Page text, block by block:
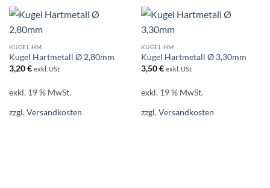
KUGEL HM
Kugel Hartmetall Ø 2,80mm
3,20€ exkl. USt
exkl. 19 % MwSt.
zzgl.Versandkosten
KUGEL HM
Kugel Hartmetall Ø 3,30mm
3,50€ exkl. USt
exkl. 19 % MwSt.
zzgl.Versandkosten